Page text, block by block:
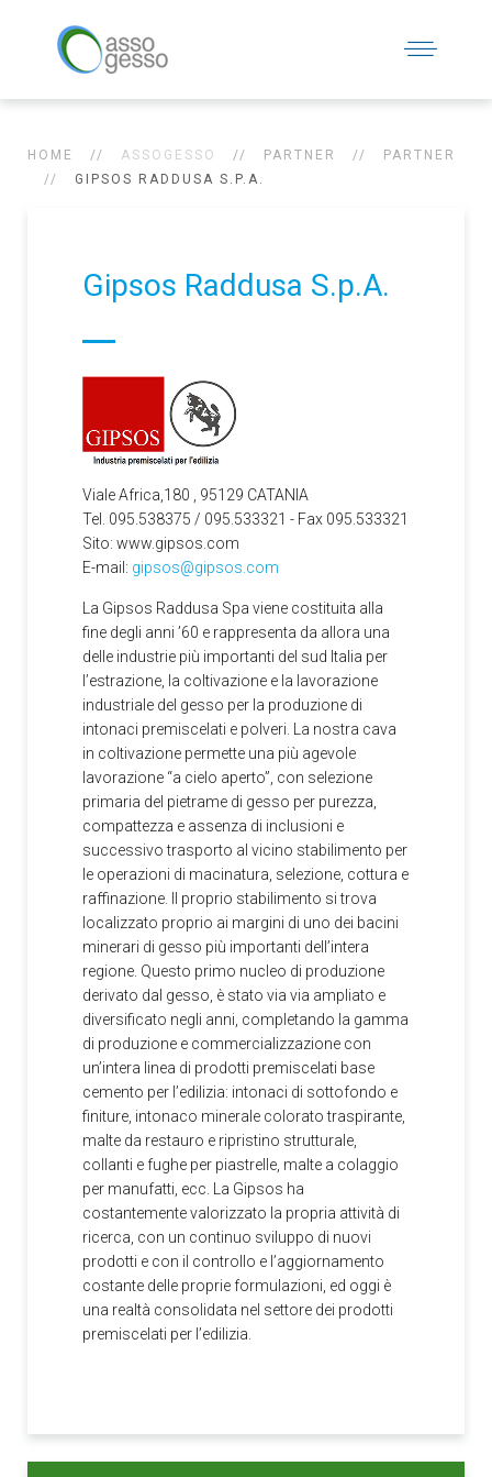
HOME ASSOGESSO PARTNER
PARTNER
GIPSOS RADDUSA S.P.A.
Gipsos Raddusa S.p.A.
Viale Africa,180 , 95129 CATANIA
Tel. 095.538375 / 095.533321 - Fax 095.533321
Sito: www.gipsos.com
E-mail: gipsos@gipsos.com
La Gipsos Raddusa Spa viene costituita alla
fine degli anni ’60 e rappresenta da allora una
delle industrie più importanti del sud Italia per
l’estrazione, la coltivazione e la lavorazione
industriale del gesso per la produzione di
intonaci premiscelati e polveri. La nostra cava
in coltivazione permette una più agevole
lavorazione “a cielo aperto”, con selezione
primaria del pietrame di gesso per purezza,
compattezza e assenza di inclusioni e
successivo trasporto al vicino stabilimento per
le operazioni di macinatura, selezione, cottura e
raffinazione. Il proprio stabilimento si trova
localizzato proprio ai margini di uno dei bacini
minerari di gesso più importanti dell’intera
regione. Questo primo nucleo di produzione
derivato dal gesso, è stato via via ampliato e
diversificato negli anni, completando la gamma
di produzione e commercializzazione con
un’intera linea di prodotti premiscelati base
cemento per l’edilizia: intonaci di sottofondo e
finiture, intonaco minerale colorato traspirante,
malte da restauro e ripristino strutturale,
collanti e fughe per piastrelle, malte a colaggio
per manufatti, ecc. La Gipsos ha
costantemente valorizzato la propria attività di
ricerca, con un continuo sviluppo di nuovi
prodotti e con il controllo e l’aggiornamento
costante delle proprie formulazioni, ed oggi è
una realtà consolidata nel settore dei prodotti
premiscelati per l’edilizia.